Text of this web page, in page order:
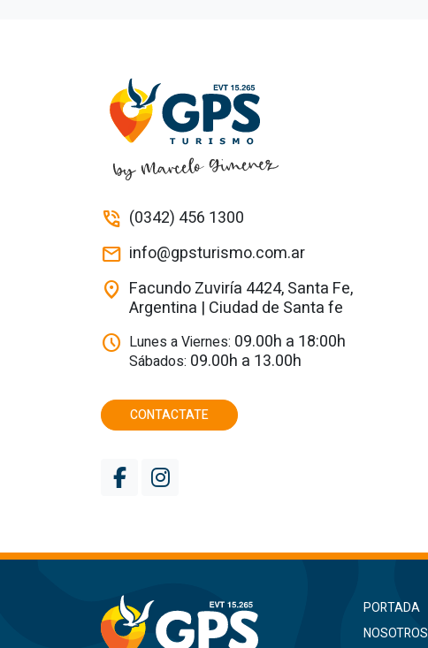
phone_in_talk (0342) 456 1300
mail info@gpsturismo.com.ar
location_on Facundo Zuviría 4424, Santa Fe,
Argentina | Ciudad de Santa fe
schedule Lunes a Viernes: 09.00h a 18:00h
Sábados: 09.00h a 13.00h
CONTACTATE
PORTADA
NOSOTROS